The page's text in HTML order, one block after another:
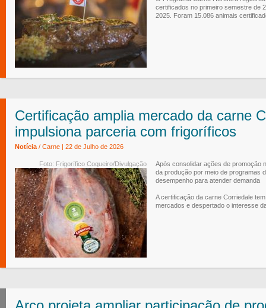
certificados no primeiro semestre de
2025. Foram 15.086 animais
Certificação amplia mercado da carne
impulsiona parceria com frigoríficos
Notícia / Carne | 22 de Julho de 2026
Foto: Frigorífico Coqueiro/Divulgação
Após consolidar ações de promoção
da produção por meio de programas
desempenho para atender demanda
A certificação da carne Corriedale
mercados e despertado o interesse